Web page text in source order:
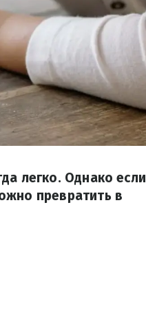
легко. Однако если
превратить в